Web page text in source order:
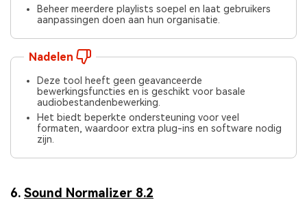
Beheer meerdere playlists soepel en laat gebruikers
aanpassingen doen aan hun organisatie.
Nadelen
Deze tool heeft geen geavanceerde
bewerkingsfuncties en is geschikt voor basale
audiobestandenbewerking.
Het biedt beperkte ondersteuning voor veel
formaten, waardoor extra plug-ins en software nodig
zijn.
6. Sound Normalizer 8.2